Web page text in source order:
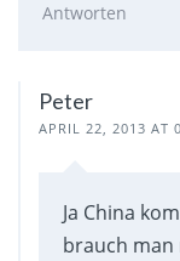
Antworten
Peter
APRIL 22, 2013 AT
Ja China
brauch man